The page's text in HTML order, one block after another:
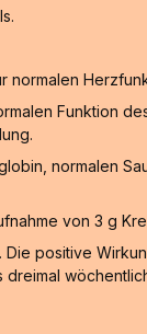
normalen
Funktion
normalen
von 3 g
positive